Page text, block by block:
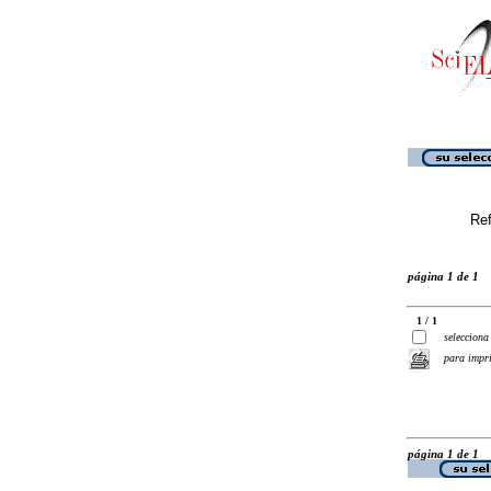
página 1 de 1
1 / 1
selecciona
para
página 1 de 1